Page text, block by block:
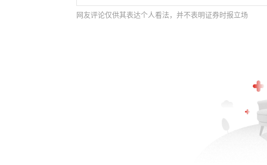
网友评论仅供其表达个人看法，并不表明证券时报立场